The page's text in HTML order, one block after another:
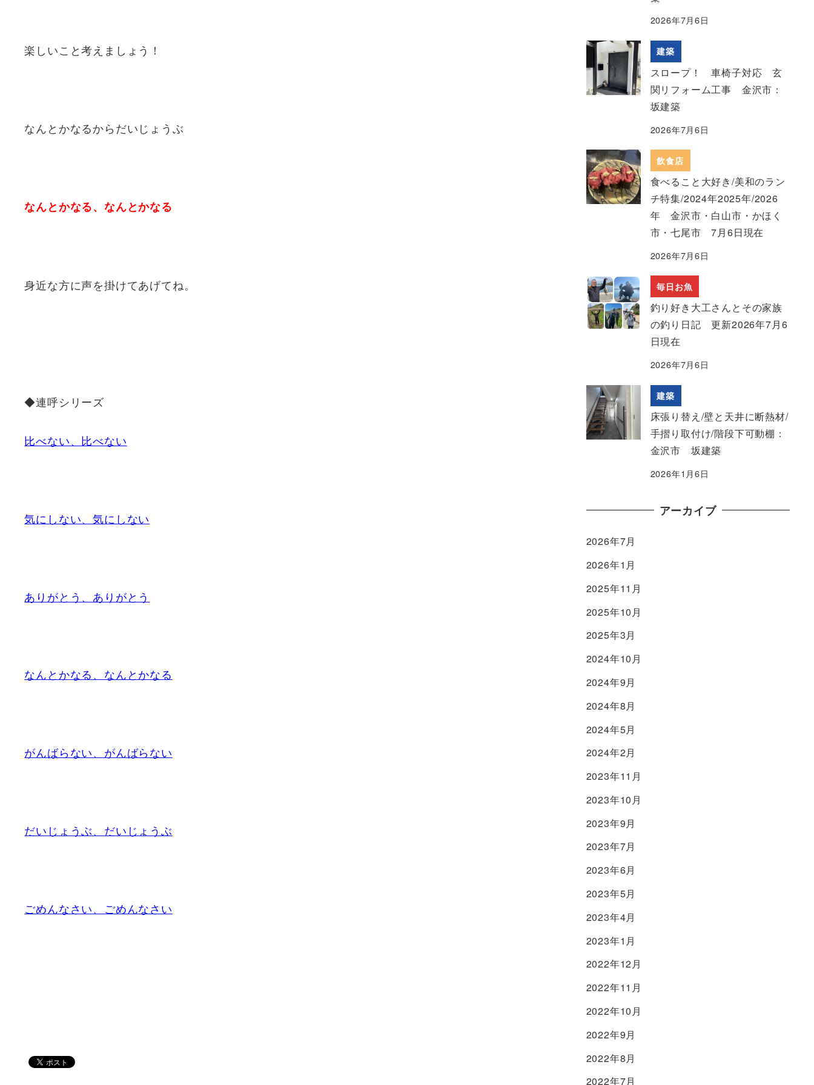
楽しいこと考えましょう！
なんとかなるからだいじょうぶ
なんとかなる、なんとかなる
身近な方に声を掛けてあげてね。
◆連呼シリーズ
比べない、比べない
気にしない、気にしない
ありがとう、ありがとう
なんとかなる、なんとかなる
がんばらない、がんばらない
だいじょうぶ、だいじょうぶ
ごめんなさい、ごめんなさい
2026年7月6日
建築
スロープ！ 車椅子対応 玄
関リフォーム工事 金沢市：
坂建築
2026年7月6日
飲食店
食べること大好き/美和のラン
チ特集/2024年2025年/2026
年 金沢市・白山市・かほく
市・七尾市 7月6日現在
2026年7月6日
毎日お魚
釣り好き大工さんとその家族
の釣り日記 更新2026年7月6
日現在
2026年7月6日
建築
床張り替え/壁と天井に断熱材/
手摺り取付け/階段下可動棚：
金沢市 坂建築
2026年1月6日
アーカイブ
2026年7月
2026年1月
2025年11月
2025年10月
2025年3月
2024年10月
2024年9月
2024年8月
2024年5月
2024年2月
2023年11月
2023年10月
2023年9月
2023年7月
2023年6月
2023年5月
2023年4月
2023年1月
2022年12月
2022年11月
2022年10月
2022年9月
2022年8月
2022年7月